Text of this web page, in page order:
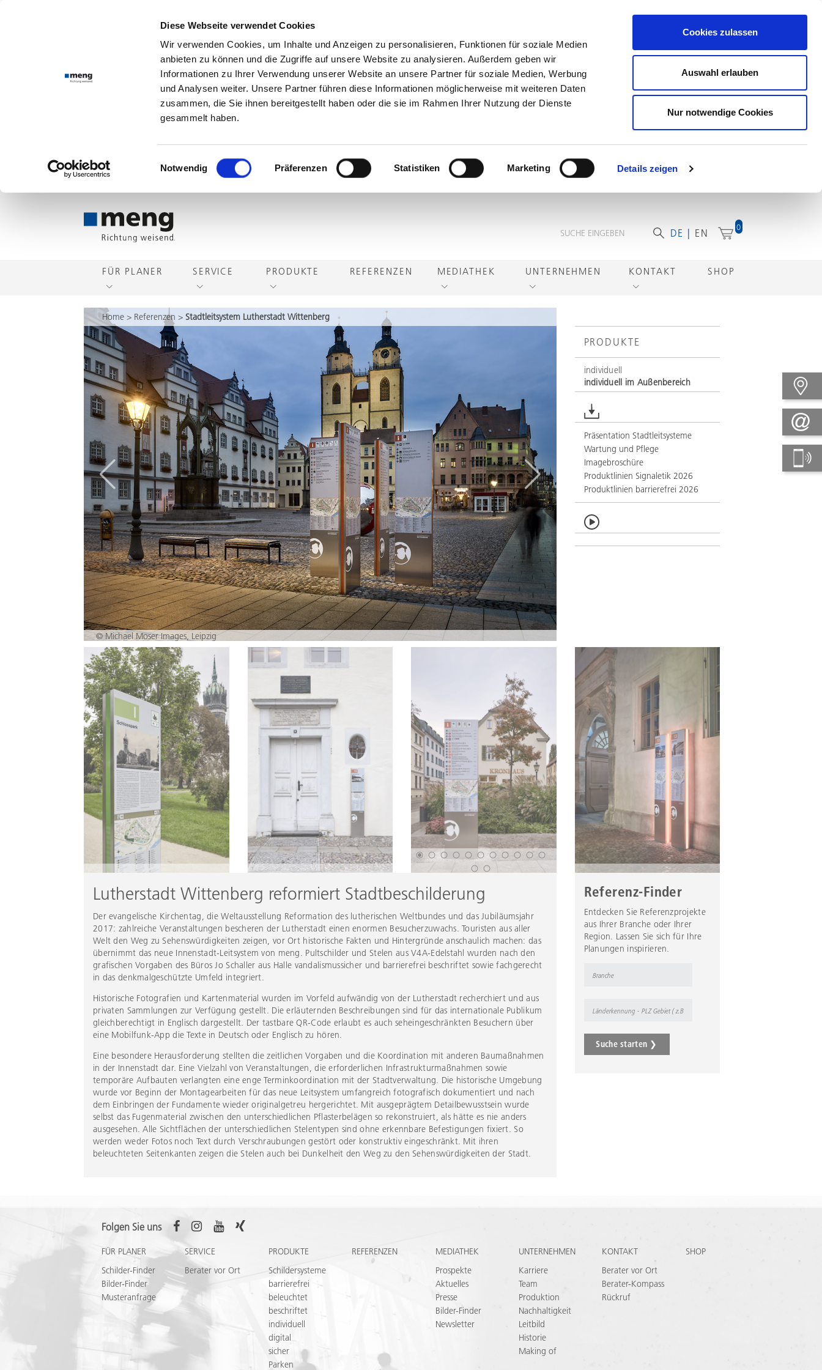
Diese Webseite verwendet Cookies
Wir verwenden Cookies, um Inhalte und Anzeigen zu personalisieren, Funktionen für soziale Medien
anbieten zu können und die Zugriffe auf unsere Website zu analysieren. Außerdem geben wir
Informationen zu Ihrer Verwendung unserer Website an unsere Partner für soziale Medien, Werbung
und Analysen weiter. Unsere Partner führen diese Informationen möglicherweise mit weiteren Daten
zusammen, die Sie ihnen bereitgestellt haben oder die sie im Rahmen Ihrer Nutzung der Dienste
gesammelt haben.
Einwilligungsauswahl
Notwendig Präferenzen Statistiken Marketing Details zeigen
Cookies zulassen
Auswahl erlauben
Nur notwendige Cookies
DE EN
0
FÜR PLANER SERVICE PRODUKTE REFERENZEN MEDIATHEK UNTERNEHMEN KONTAKT SHOP
Home > Referenzen > Stadtleitsystem Lutherstadt Wittenberg
© Michael Moser Images, Leipzig
PRODUKTE
individuell
individuell im Außenbereich
Präsentation Stadtleitsysteme
Wartung und Pflege
Imagebroschüre
Produktlinien Signaletik 2026
Produktlinien barrierefrei 2026
Lutherstadt Wittenberg reformiert Stadtbeschilderung
Der evangelische Kirchentag, die Weltausstellung Reformation des lutherischen Weltbundes und das Jubiläumsjahr
2017: zahlreiche Veranstaltungen bescheren der Lutherstadt einen enormen Besucherzuwachs. Touristen aus aller
Welt den Weg zu Sehenswürdigkeiten zeigen, vor Ort historische Fakten und Hintergründe anschaulich machen: das
übernimmt das neue Innenstadt-Leitsystem von meng. Pultschilder und Stelen aus V4A-Edelstahl wurden nach den
grafischen Vorgaben des Büros Jo Schaller aus Halle vandalismussicher und barrierefrei beschriftet sowie fachgerecht
in das denkmalgeschützte Umfeld integriert.
Historische Fotografien und Kartenmaterial wurden im Vorfeld aufwändig von der Lutherstadt recherchiert und aus
privaten Sammlungen zur Verfügung gestellt. Die erläuternden Beschreibungen sind für das internationale Publikum
gleichberechtigt in Englisch dargestellt. Der tastbare QR-Code erlaubt es auch seheingeschränkten Besuchern über
eine Mobilfunk-App die Texte in Deutsch oder Englisch zu hören.
Eine besondere Herausforderung stellten die zeitlichen Vorgaben und die Koordination mit anderen Baumaßnahmen
in der Innenstadt dar. Eine Vielzahl von Veranstaltungen, die erforderlichen Infrastrukturmaßnahmen sowie
temporäre Aufbauten verlangten eine enge Terminkoordination mit der Stadtverwaltung. Die historische Umgebung
wurde vor Beginn der Montagearbeiten für das neue Leitsystem umfangreich fotografisch dokumentiert und nach
dem Einbringen der Fundamente wieder originalgetreu hergerichtet. Mit ausgeprägtem Detailbewusstsein wurde
selbst das Fugenmaterial zwischen den unterschiedlichen Pflasterbelägen so rekonstruiert, als hätte es nie anders
ausgesehen. Alle Sichtflächen der unterschiedlichen Stelentypen sind ohne erkennbare Befestigungen fixiert. So
werden weder Fotos noch Text durch Verschraubungen gestört oder konstruktiv eingeschränkt. Mit ihren
beleuchteten Seitenkanten zeigen die Stelen auch bei Dunkelheit den Weg zu den Sehenswürdigkeiten der Stadt.
Referenz-Finder
Entdecken Sie Referenzprojekte
aus Ihrer Branche oder Ihrer
Region. Lassen Sie sich für Ihre
Planungen inspirieren.
Suche starten ❯
Folgen Sie uns
FÜR PLANER
Schilder-Finder
Bilder-Finder
Musteranfrage
SERVICE
Berater vor Ort
PRODUKTE
Schildersysteme
barrierefrei
beleuchtet
beschriftet
individuell
digital
sicher
Parken
REFERENZEN
MEDIATHEK
Prospekte
Aktuelles
Presse
Bilder-Finder
Newsletter
UNTERNEHMEN
Karriere
Team
Produktion
Nachhaltigkeit
Leitbild
Historie
Making of
KONTAKT
Berater vor Ort
Berater-Kompass
Rückruf
SHOP